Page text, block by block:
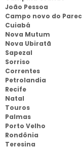
João Pessoa
Campo novo do
Cuiabá
Nova Mutum
Nova Ubiratã
Sapezal
Sorriso
Correntes
Petrolandia
Recife
Natal
Touros
Palmas
Porto Velho
Rondônia
Teresina